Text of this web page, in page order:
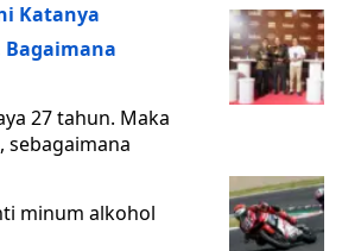
Katanya
Bagaimana
27 tahun. Maka
sebagaimana
minum alkohol